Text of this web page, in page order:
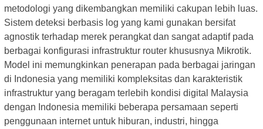
metodologi yang dikembangkan memiliki cakupan lebih luas.
Sistem deteksi berbasis log yang kami gunakan bersifat
agnostik terhadap merek perangkat dan sangat adaptif pada
berbagai konfigurasi infrastruktur router khususnya Mikrotik.
Model ini memungkinkan penerapan pada berbagai jaringan
di Indonesia yang memiliki kompleksitas dan karakteristik
infrastruktur yang beragam terlebih kondisi digital Malaysia
dengan Indonesia memiliki beberapa persamaan seperti
penggunaan internet untuk hiburan, industri, hingga